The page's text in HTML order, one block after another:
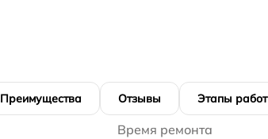
Преимущества Отзывы Этапы работ
Время ремонта